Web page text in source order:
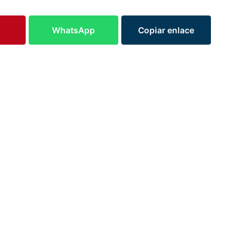
WhatsApp Copiar enlace